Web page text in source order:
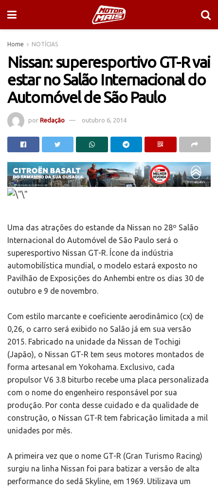
Home NOTÍCIAS
Nissan: superesportivo GT-R vai
estar no Salão Internacional do
Automóvel de São Paulo
por Redação outubro 6, 2014
Uma das atrações do estande da Nissan no 28º Salão
Internacional do Automóvel de São Paulo será o
superesportivo Nissan GT-R. Ícone da indústria
automobilística mundial, o modelo estará exposto no
Pavilhão de Exposições do Anhembi entre os dias 30 de
outubro e 9 de novembro.
Com estilo marcante e coeficiente aerodinâmico (cx) de
0,26, o carro será exibido no Salão já em sua versão
2015. Fabricado na unidade da Nissan de Tochigi
(Japão), o Nissan GT-R tem seus motores montados de
forma artesanal em Yokohama. Exclusivo, cada
propulsor V6 3.8 biturbo recebe uma placa personalizada
com o nome do engenheiro responsável por sua
produção. Por conta desse cuidado e da qualidade de
construção, o Nissan GT-R tem fabricação limitada a mil
unidades por mês.
A primeira vez que o nome GT-R (Gran Turismo Racing)
surgiu na linha Nissan foi para batizar a versão de alta
performance do sedã Skyline, em 1969. Utilizava um